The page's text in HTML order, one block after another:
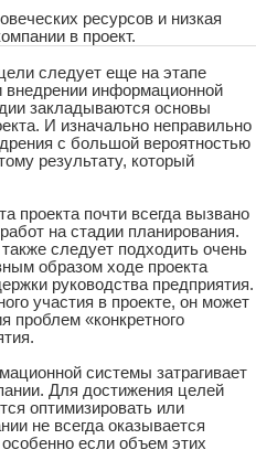
ресурсов и низкая
в проект.
следует еще на этапе
внедрении информационной
закладываются основы
И изначально неправильно
с большой вероятностью
результату, который
проекта почти всегда вызвано
на стадии планирования.
следует подходить очень
образом ходе проекта
руководства предприятия.
участия в проекте, он может
проблем «конкретного
системы затрагивает
Для достижения целей
оптимизировать или
не всегда оказывается
если объем этих